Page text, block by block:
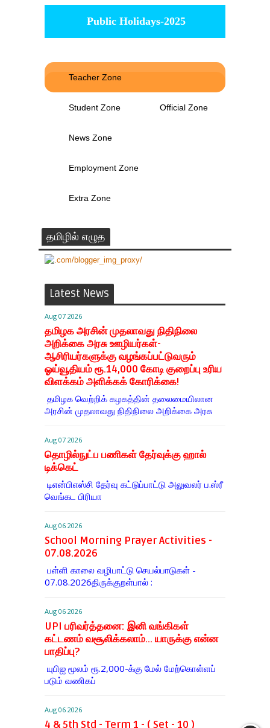
Public Holidays-2025
Teacher Zone
Student Zone Official Zone
News Zone
Employment Zone
Extra Zone
தமிழில் எழுத
Latest News
Aug 07 2026
தமிழக அரசின் முதலாவது நிதிநிலை
அறிக்கை அரசு ஊழியர்கள்-
ஆசிரியர்களுக்கு வழங்கப்பட்டுவரும்
ஓய்வூதியம் ரூ.14,000 கோடி குறைப்பு உரிய
விளக்கம் அளிக்கக் கோரிக்கை!
தமிழக வெற்றிக் கழகத்தின் தலைமையிலான
அரசின் முதலாவது நிதிநிலை அறிக்கை அரசு
Aug 07 2026
தொழில்நுட்ப பணிகள் தேர்வுக்கு ஹால் ​
டிக்கெட்
டிஎன்​பிஎஸ்சி தேர்வு கட்​டுப்​பாட்டு அலு​வலர் ப.ஸ்ரீ
வெங்கட பிரியா
Aug 06 2026
School Morning Prayer Activities -
07.08.2026
பள்ளி காலை வழிபாட்டு செயல்பாடுகள் -
07.08.2026திருக்குறள்பால் :
Aug 06 2026
UPI பரிவர்த்தனை: இனி வங்கிகள்
கட்டணம் வசூலிக்கலாம்... யாருக்கு என்ன
பாதிப்பு?
யுபிஐ மூலம் ரூ.2,000-க்கு மேல் மேற்​கொள்​ளப்​
படும் வணி​கப்
Aug 06 2026
4 & 5th Std - Term 1 - ( Set - 10 )